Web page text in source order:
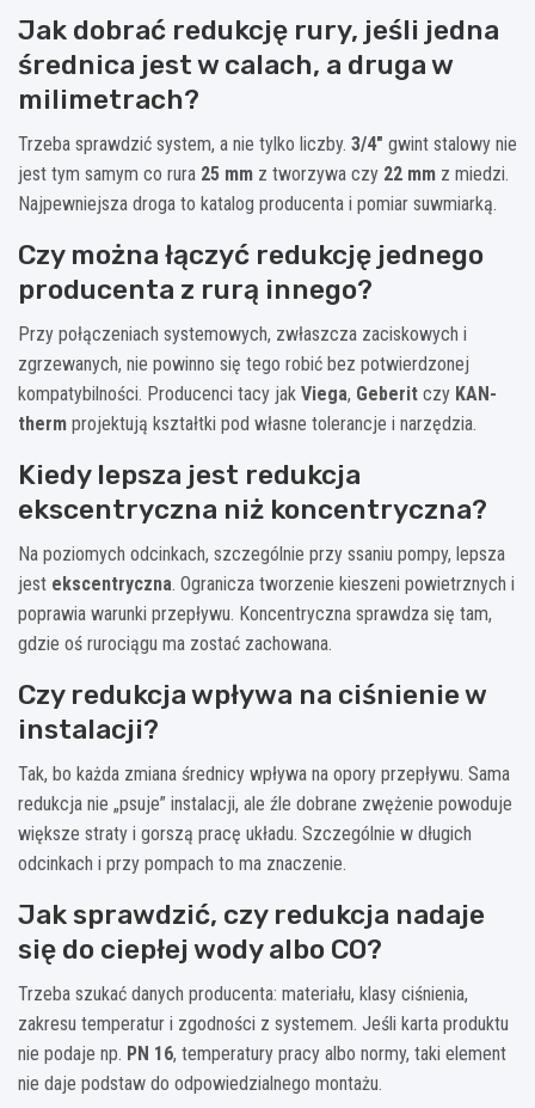
Jak dobrać redukcję rury, jeśli jedna
średnica jest w calach, a druga w
milimetrach?
Trzeba sprawdzić system, a nie tylko liczby. 3/4″ gwint stalowy nie
jest tym samym co rura 25 mm z tworzywa czy 22 mm z miedzi.
Najpewniejsza droga to katalog producenta i pomiar suwmiarką.
Czy można łączyć redukcję jednego
producenta z rurą innego?
Przy połączeniach systemowych, zwłaszcza zaciskowych i
zgrzewanych, nie powinno się tego robić bez potwierdzonej
kompatybilności. Producenci tacy jak Viega, Geberit czy KAN-
therm projektują kształtki pod własne tolerancje i narzędzia.
Kiedy lepsza jest redukcja
ekscentryczna niż koncentryczna?
Na poziomych odcinkach, szczególnie przy ssaniu pompy, lepsza
jest ekscentryczna. Ogranicza tworzenie kieszeni powietrznych i
poprawia warunki przepływu. Koncentryczna sprawdza się tam,
gdzie oś rurociągu ma zostać zachowana.
Czy redukcja wpływa na ciśnienie w
instalacji?
Tak, bo każda zmiana średnicy wpływa na opory przepływu. Sama
redukcja nie „psuje” instalacji, ale źle dobrane zwężenie powoduje
większe straty i gorszą pracę układu. Szczególnie w długich
odcinkach i przy pompach to ma znaczenie.
Jak sprawdzić, czy redukcja nadaje
się do ciepłej wody albo CO?
Trzeba szukać danych producenta: materiału, klasy ciśnienia,
zakresu temperatur i zgodności z systemem. Jeśli karta produktu
nie podaje np. PN 16, temperatury pracy albo normy, taki element
nie daje podstaw do odpowiedzialnego montażu.